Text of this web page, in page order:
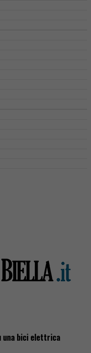
una bici elettrica